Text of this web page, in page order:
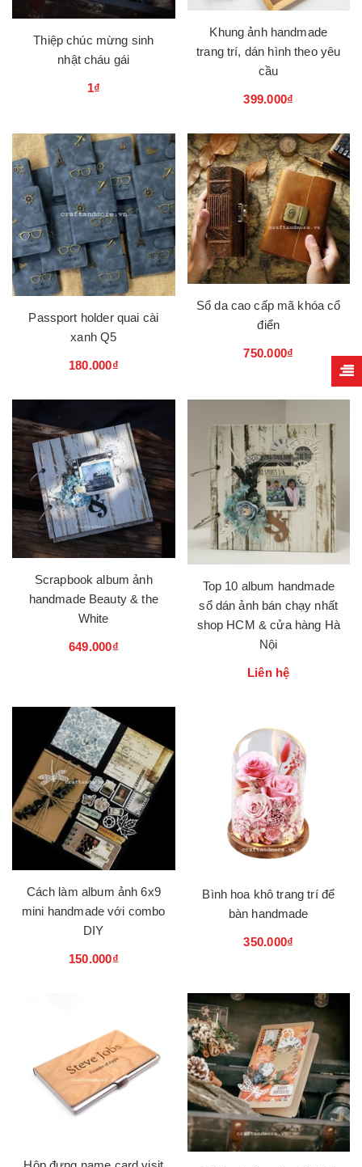
Thiệp chúc mừng sinh
nhật cháu gái
1₫
Khung ảnh handmade
trang trí, dán hình theo yêu
cầu
399.000₫
Passport holder quai cài
xanh Q5
180.000₫
Sổ da cao cấp mã khóa cổ
điển
750.000₫
Scrapbook album ảnh
handmade Beauty & the
White
649.000₫
Top 10 album handmade
sổ dán ảnh bán chạy nhất
shop HCM & cửa hàng Hà
Nội
Liên hệ
Cách làm album ảnh 6x9
mini handmade với combo
DIY
150.000₫
Bình hoa khô trang trí để
bàn handmade
350.000₫